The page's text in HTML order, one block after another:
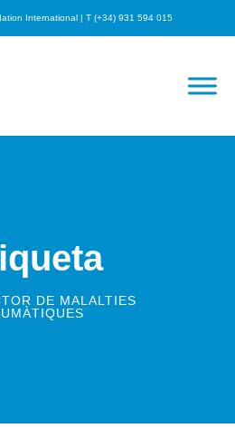
International | T (+34) 931 594 015
DE MALALTIES